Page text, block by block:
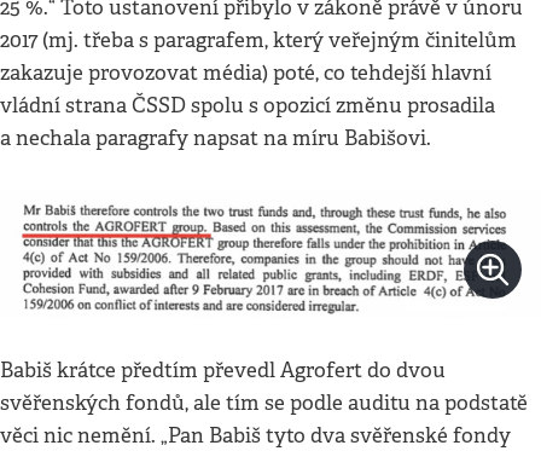
25 %.“ Toto ustanovení přibylo v zákoně právě v únoru
2017 (mj. třeba s paragrafem, který veřejným činitelům
zakazuje provozovat média) poté, co tehdejší hlavní
vládní strana ČSSD spolu s opozicí změnu prosadila
a nechala paragrafy napsat na míru Babišovi.
Babiš krátce předtím převedl Agrofert do dvou
svěřenských fondů, ale tím se podle auditu na podstatě
věci nic nemění. „Pan Babiš tyto dva svěřenské fondy